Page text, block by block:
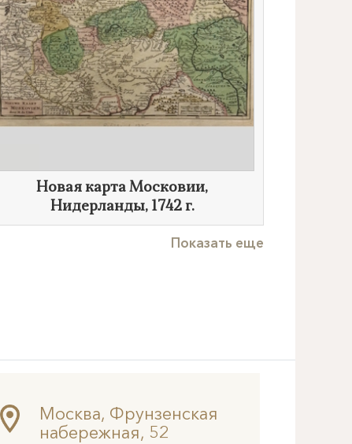
Новая карта Московии,
Нидерланды, 1742 г.
Показать еще
Москва, Фрунзенская
набережная, 52